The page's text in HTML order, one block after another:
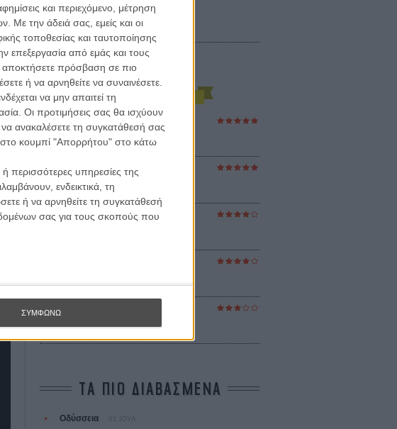
και περιεχόμενο, μέτρηση
Με την άδειά σας, εμείς και οι
τοποθεσίας και ταυτοποίησης
επεξεργασία από εμάς και τους
αποκτήσετε πρόσβαση σε πιο
ή να αρνηθείτε να συναινέσετε.
να μην απαιτεί τη
Οι προτιμήσεις σας θα ισχύουν
ανακαλέσετε τη συγκατάθεσή σας
στο κουμπί "Απορρήτου" στο κάτω
περισσότερες υπηρεσίες της
ενδεικτικά, τη
ή να αρνηθείτε τη συγκατάθεσή
σας για τους σκοπούς που
ΣΥΜΦΩΝΩ
Οι Αρμονίες Βερκμάιστερ
Werckmeister Harmonies
Μπέλα Ταρ
Μια Θέση στον Ηλιο
A Place in the Sun
Τζορτζ Στίβενς
Οδύσσεια
Πέδρο Αλμοδόβαρ
Ο Παραχαράκτης
Ζαν-Πολ Σαλομέ
ΤΑ ΠΙΟ ΔΙΑΒΑΣΜΕΝΑ
Οδύσσεια